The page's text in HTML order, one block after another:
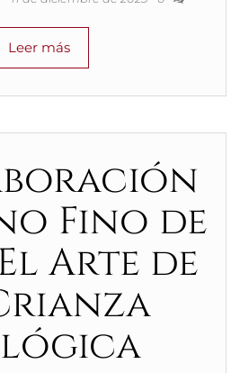
Leer más
Fino de
Arte de